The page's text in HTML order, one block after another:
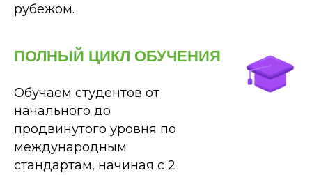
рубежом.
ПОЛНЫЙ ЦИКЛ ОБУЧЕНИЯ
Обучаем студентов от
начального до
продвинутого уровня по
международным
стандартам, начиная с 2